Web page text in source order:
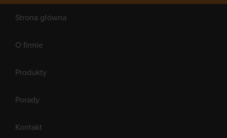
Strona główna
O firmie
Produkty
Porady
Kontakt